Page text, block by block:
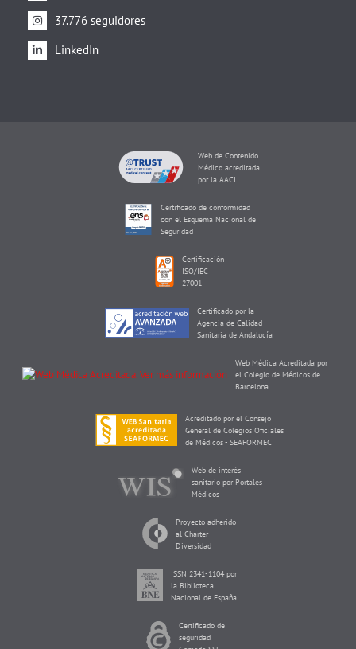
37.776 seguidores
LinkedIn
Web de Contenido
Médico acreditada
por la AACI
Certificado de conformidad
con el Esquema Nacional de
Seguridad
Certificación
ISO/IEC
27001
Certificado por la
Agencia de Calidad
Sanitaria de Andalucía
Web Médica Acreditada por
el Colegio de Médicos de
Barcelona
Acreditado por el Consejo
General de Colegios Oficiales
de Médicos - SEAFORMEC
Web de interés
sanitario por Portales
Médicos
Proyecto adherido
al Charter
Diversidad
ISSN 2341-1104 por
la Biblioteca
Nacional de España
Certificado de
seguridad